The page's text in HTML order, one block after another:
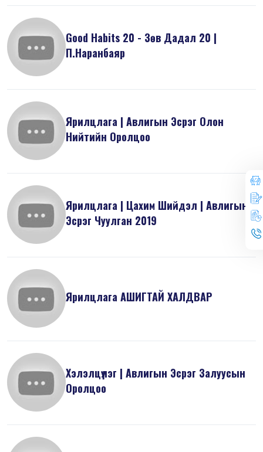
Good Habits 20 - Зөв Дадал 20 |
П.Наранбаяр
Ярилцлага | Авлигын Эсрэг Олон
Нийтийн Оролцоо
Ярилцлага | Цахим Шийдэл | Авлигын
Эсрэг Чуулган 2019
Ярилцлага АШИГТАЙ ХАЛДВАР
Хэлэлцүүлэг | Авлигын Эсрэг Залуусын
Оролцоо